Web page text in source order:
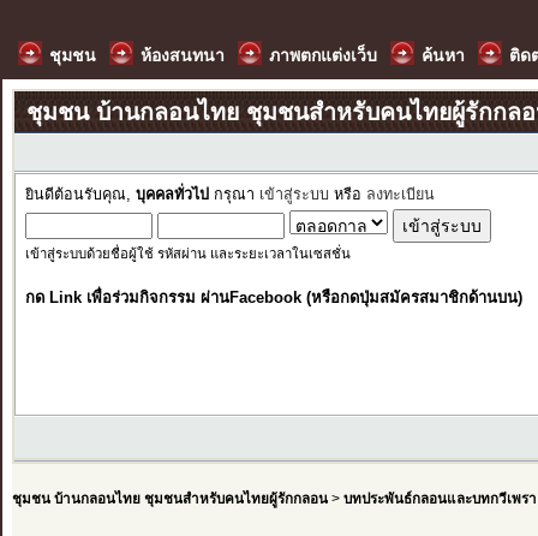
ชุมชน ห้องสนทนา ภาพตกแต่งเว็บ ค้นหา ติด
ชุมชน บ้านกลอนไทย ชุมชนสำหรับคนไทยผู้รักกล
ยินดีต้อนรับคุณ, บุคคลทั่วไป กรุณา เข้าสู่ระบบ หรือ ลงทะเบียน
เข้าสู่ระบบด้วยชื่อผู้ใช้ รหัสผ่าน และระยะเวลาในเซสชั่น
กด Link เพื่อร่วมกิจกรรม ผ่านFacebook (หรือกดปุ่มสมัครสมาชิกด้านบน)
ชุมชน บ้านกลอนไทย ชุมชนสำหรับคนไทยผู้รักกลอน> บทประพันธ์กลอนและบทกวีเพรา